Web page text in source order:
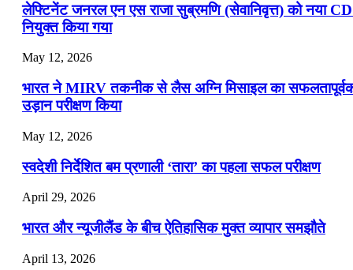
लेफ्टिनेंट जनरल एन एस राजा सुब्रमणि (सेवानिवृत्त) को नया
नियुक्त किया गया
May 12, 2026
भारत ने MIRV तकनीक से लैस अग्नि मिसाइल का
उड़ान परीक्षण किया
May 12, 2026
स्वदेशी निर्देशित बम प्रणाली ‘तारा’ का पहला सफल परीक्षण
April 29, 2026
भारत और न्यूजीलैंड के बीच ऐतिहासिक मुक्त व्यापार समझौते
April 13, 2026